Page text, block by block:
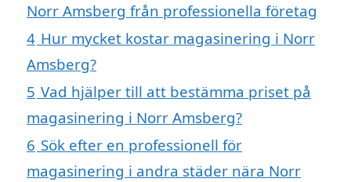
Norr Amsberg från professionella företag
4 Hur mycket kostar magasinering i Norr
Amsberg?
5 Vad hjälper till att bestämma priset på
magasinering i Norr Amsberg?
6 Sök efter en professionell för
magasinering i andra städer nära Norr